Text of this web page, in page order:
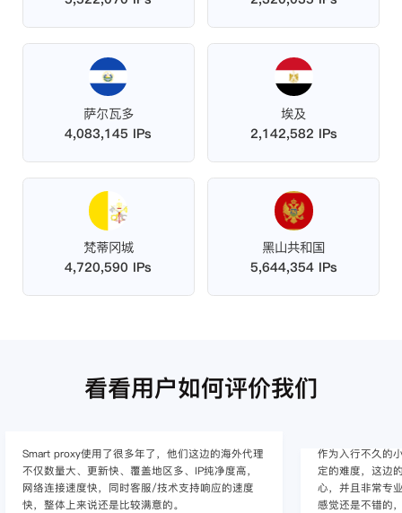
萨尔瓦多
4,083,145 IPs
埃及
2,142,582 IPs
梵蒂冈城
4,720,590 IPs
黑山共和国
5,644,354 IPs
看看用户如何评价我们
Smart proxy使用了很多年了，他们这边的海外代理
不仅数量大、更新快、覆盖地区多、IP纯净度高，
网络连接速度快，同时客服/技术支持响应的速度
快，整体上来说还是比较满意的。
作为入行不久的
定的难度，这边
心，并且非常专
感觉还是不错的